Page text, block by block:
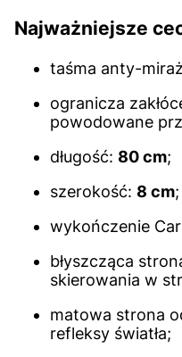
Najważniejsze
taśma anty-
ogranicza
powodowane
długość: 80 cm;
szerokość: 8 cm;
wykończenie
błyszcząca
skierowania w
matowa strona
refleksy światła;